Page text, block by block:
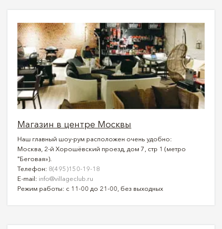
Магазин в центре Москвы
Наш главный шоу-рум расположен очень удобно:
Москва, 2-й Хорошёвский проезд, дом 7, стр 1 (метро
"Беговая»).
Телефон: 8(495)150-19-18
E-mail: info@villageclub.ru
Режим работы: с 11-00 до 21-00, без выходных